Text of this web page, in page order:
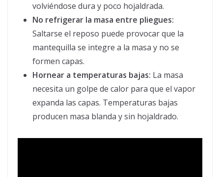
volviéndose dura y poco hojaldrada.
No refrigerar la masa entre pliegues:
Saltarse el reposo puede provocar que la
mantequilla se integre a la masa y no se
formen capas.
Hornear a temperaturas bajas: La masa
necesita un golpe de calor para que el vapor
expanda las capas. Temperaturas bajas
producen masa blanda y sin hojaldrado.